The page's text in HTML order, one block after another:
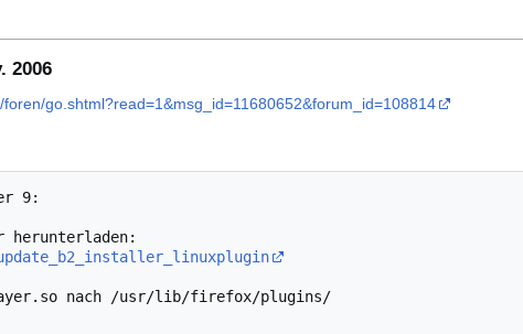
2006
go.shtml?read=1&msg_id=11680652&forum_id=108814
9:
nach /usr/lib/firefox/plugins/